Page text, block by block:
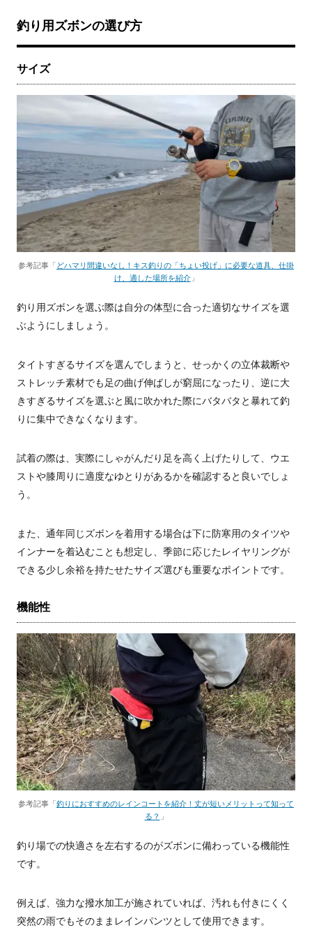
釣り用ズボンの選び方
サイズ
参考記事「どハマリ間違いなし！キス釣りの「ちょい投げ」に必要な道具、仕掛
け、適した場所を紹介」
釣り用ズボンを選ぶ際は自分の体型に合った適切なサイズを選
ぶようにしましょう。
タイトすぎるサイズを選んでしまうと、せっかくの立体裁断や
ストレッチ素材でも足の曲げ伸ばしが窮屈になったり、逆に大
きすぎるサイズを選ぶと風に吹かれた際にバタバタと暴れて釣
りに集中できなくなります。
試着の際は、実際にしゃがんだり足を高く上げたりして、ウエ
ストや膝周りに適度なゆとりがあるかを確認すると良いでしょ
う。
また、通年同じズボンを着用する場合は下に防寒用のタイツや
インナーを着込むことも想定し、季節に応じたレイヤリングが
できる少し余裕を持たせたサイズ選びも重要なポイントです。
機能性
参考記事「釣りにおすすめのレインコートを紹介！丈が短いメリットって知って
る？ 」
釣り場での快適さを左右するのがズボンに備わっている機能性
です。
例えば、強力な撥水加工が施されていれば、汚れも付きにくく
突然の雨でもそのままレインパンツとして使用できます。